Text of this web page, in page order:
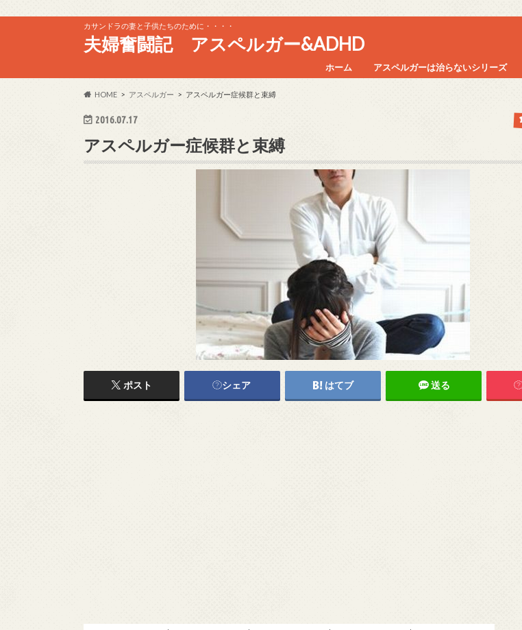
カサンドラの妻と子供たちのために・・・・
夫婦奮闘記 アスペルガー&ADHD
ホーム アスペルガーは治らないシリーズ
HOME アスペルガー アスペルガー症候群と束縛
2016.07.17
アスペルガー症候群と束縛
ポスト シェア はてブ 送る